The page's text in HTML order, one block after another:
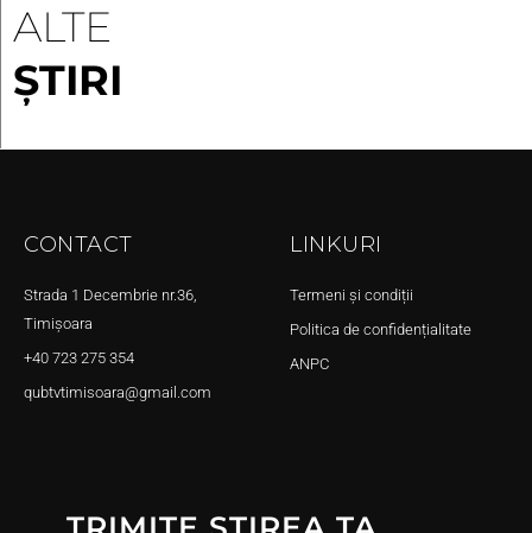
ALTE
ȘTIRI
CONTACT
Strada 1 Decembrie nr.36,
Timișoara
+40 723 275 354
qubtvtimisoara@gmail.com
LINKURI
Termeni și condiții
Politica de confidențialitate
ANPC